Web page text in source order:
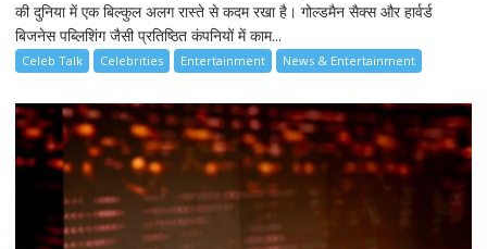
की दुनिया में एक बिल्कुल अलग रास्ते से कदम रखा है। गोल्डमैन सैक्स और हार्वर्ड
बिजनेस पब्लिशिंग जैसी प्रतिष्ठित कंपनियों में काम...
Celeb Talk Celebrities Entertainment News & Entertainment